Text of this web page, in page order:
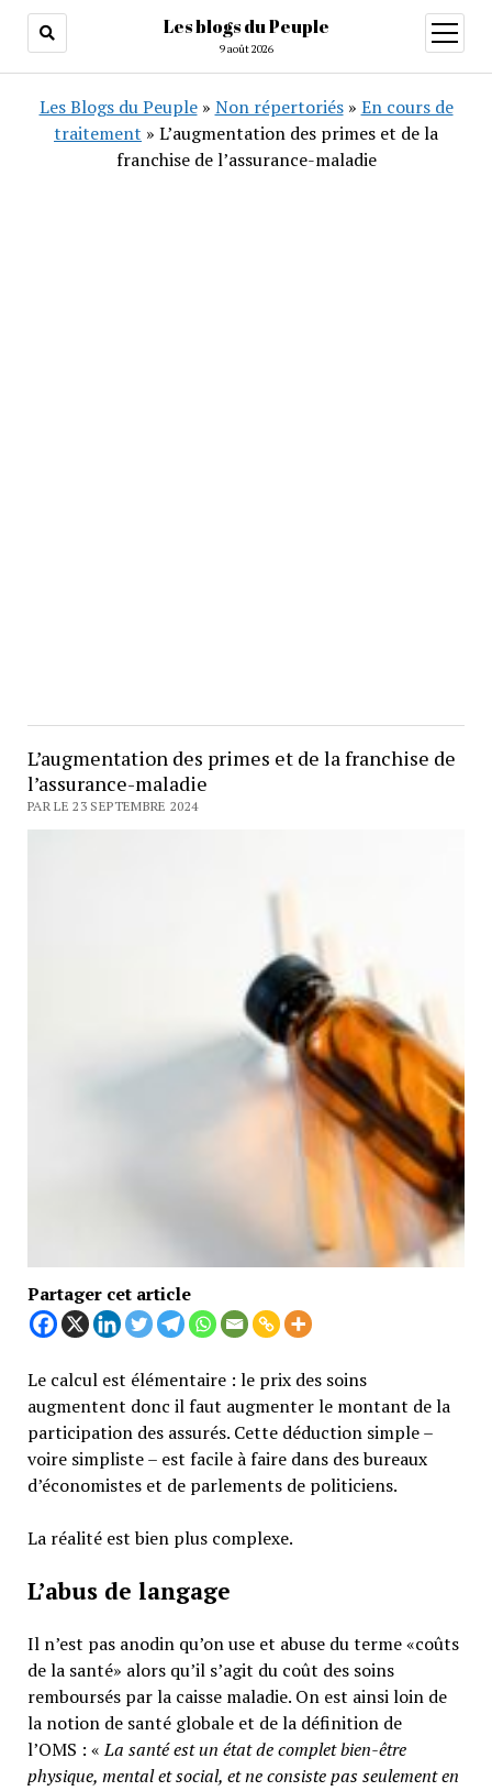
Les blogs du Peuple
9 août 2026
ouvrir
menu
Les Blogs du Peuple» Non répertoriés» En cours de
traitement » L’augmentation des primes et de la
franchise de l’assurance-maladie
L’augmentation des primes et de la franchise de
l’assurance-maladie
PAR LE 23 SEPTEMBRE 2024
Partager cet article
Le calcul est élémentaire : le prix des soins
augmentent donc il faut augmenter le montant de la
participation des assurés. Cette déduction simple –
voire simpliste – est facile à faire dans des bureaux
d’économistes et de parlements de politiciens.
La réalité est bien plus complexe.
L’abus de langage
Il n’est pas anodin qu’on use et abuse du terme «coûts
de la santé» alors qu’il s’agit du coût des soins
remboursés par la caisse maladie. On est ainsi loin de
la notion de santé globale et de la définition de
l’OMS : «La santé est un état de complet bien-être
physique, mental et social, et ne consiste pas seulement en